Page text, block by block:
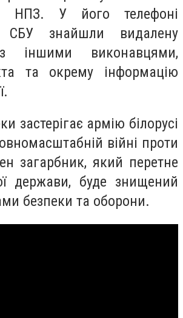
НПЗ. У його телефоні
СБУ знайшли видалену
іншими виконавцями,
та окрему інформацію
застерігає армію білорусі
війні проти
загарбник, який перетне
держави, буде знищений
безпеки та оборони.